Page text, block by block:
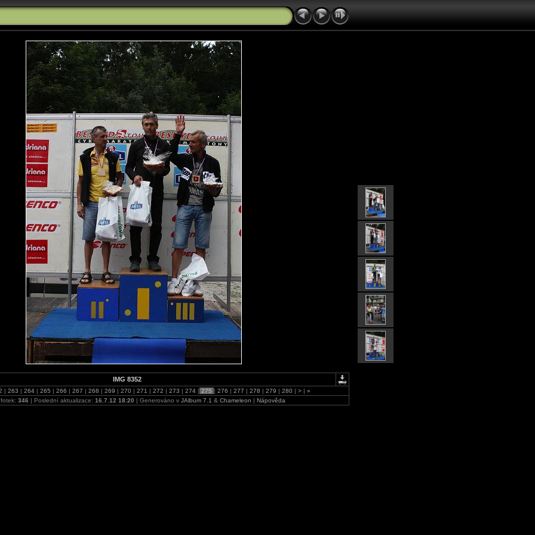
IMG 8352
| 263 | 264 | 265 | 266 | 267 | 268 | 269 | 270 | 271 | 272 | 273 | 274 | 275 | 276 | 277 | 278 | 279 | 280 | > | »
346 | Poslední aktualizace: 16.7.12 18:20 | Generováno v JAlbum 7.1 & Chameleon | Nápověda